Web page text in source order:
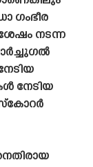
ഗംഭീര
നടന്ന
നേടിയ